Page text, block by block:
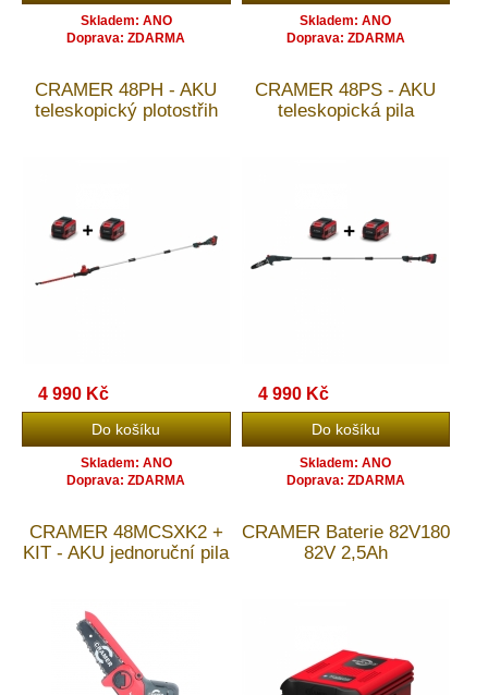
Skladem: ANO
Doprava: ZDARMA
Skladem: ANO
Doprava: ZDARMA
CRAMER 48PH - AKU
teleskopický plotostřih
4 990 Kč
Skladem: ANO
Doprava: ZDARMA
CRAMER 48PS - AKU
teleskopická pila
4 990 Kč
Skladem: ANO
Doprava: ZDARMA
CRAMER 48MCSXK2 +
KIT - AKU jednoruční pila
CRAMER Baterie 82V180
82V 2,5Ah